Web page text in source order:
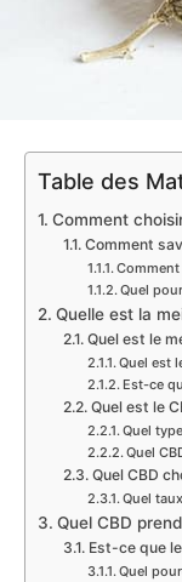
Table des
Comment
Comment
Quel
Quelle est la
Quel est le
Quel est
Est-ce
Quel est le
Quel
Quel
Quel CBD
Quel
Quel CBD
Est-ce que
Quel